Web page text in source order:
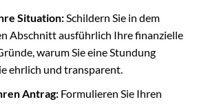
Situation:Schildern Sie in dem
Abschnitt ausführlich Ihre finanzielle
warum Sie eine Stundung
ehrlich und transparent.
Antrag:Formulieren Sie Ihren